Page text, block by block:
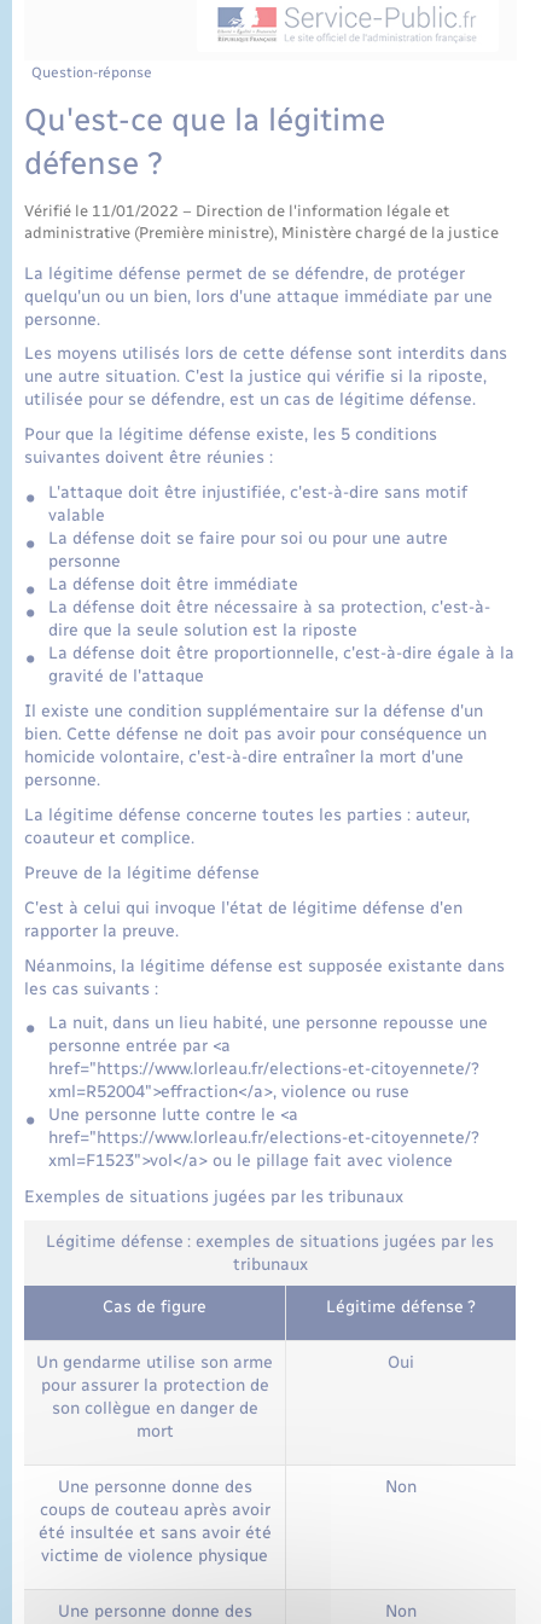
Question-réponse
Qu'est-ce que la légitime
défense ?
Vérifié le 11/01/2022 – Direction de l'information légale et
administrative (Première ministre), Ministère chargé de la justice
La légitime défense permet de se défendre, de protéger
quelqu'un ou un bien, lors d'une attaque immédiate par une
personne.
Les moyens utilisés lors de cette défense sont interdits dans
une autre situation. C'est la justice qui vérifie si la riposte,
utilisée pour se défendre, est un cas de légitime défense.
Pour que la légitime défense existe, les 5 conditions
suivantes doivent être réunies :
L'attaque doit être injustifiée, c'est-à-dire sans motif
valable
La défense doit se faire pour soi ou pour une autre
personne
La défense doit être immédiate
La défense doit être nécessaire à sa protection, c'est-à-
dire que la seule solution est la riposte
La défense doit être proportionnelle, c'est-à-dire égale à la
gravité de l'attaque
Il existe une condition supplémentaire sur la défense d'un
bien. Cette défense ne doit pas avoir pour conséquence un
homicide volontaire, c'est-à-dire entraîner la mort d'une
personne.
La légitime défense concerne toutes les parties : auteur,
coauteur et complice.
Preuve de la légitime défense
C'est à celui qui invoque l'état de légitime défense d'en
rapporter la preuve.
Néanmoins, la légitime défense est supposée existante dans
les cas suivants :
La nuit, dans un lieu habité, une personne repousse une
personne entrée par <a
href="https://www.lorleau.fr/elections-et-citoyennete/?
xml=R52004">effraction</a>, violence ou ruse
Une personne lutte contre le <a
href="https://www.lorleau.fr/elections-et-citoyennete/?
xml=F1523">vol</a> ou le pillage fait avec violence
Exemples de situations jugées par les tribunaux
Légitime défense : exemples de situations jugées par les
tribunaux
Cas de figure Légitime défense ?
Un gendarme utilise son arme
pour assurer la protection de
son collègue en danger de
mort
Oui
Une personne donne des
coups de couteau après avoir
été insultée et sans avoir été
victime de violence physique
Non
Une personne donne des Non